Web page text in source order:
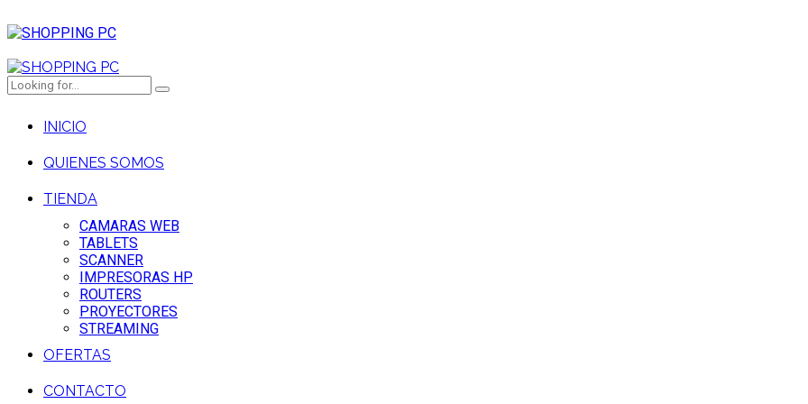
INICIO
QUIENES SOMOS
TIENDA
CAMARAS WEB
TABLETS
SCANNER
IMPRESORAS HP
ROUTERS
PROYECTORES
STREAMING
OFERTAS
CONTACTO